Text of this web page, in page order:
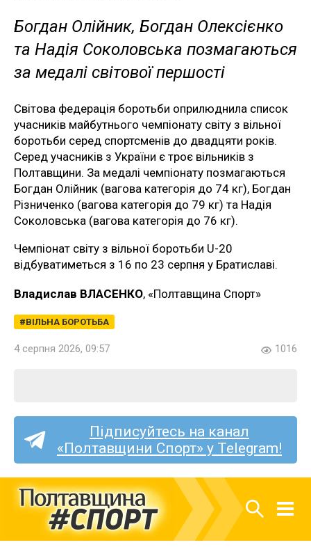
Богдан Олійник, Богдан Олексієнко
та Надія Соколовська позмагаються
за медалі світової першості
Світова федерація боротьби оприлюднила список
учасників майбутнього чемпіонату світу з вільної
боротьби серед спортсменів до двадцяти років.
Серед учасників з України є троє вільників з
Полтавщини. За медалі чемпіонату позмагаються
Богдан Олійник (вагова категорія до 74 кг), Богдан
Різниченко (вагова категорія до 79 кг) та Надія
Соколовська (вагова категорія до 76 кг).
Чемпіонат світу з вільної боротьби U-20
відбуватиметься з 16 по 23 серпня у Братиславі.
Владислав ВЛАСЕНКО, «Полтавщина Спорт»
ВІЛЬНА БОРОТЬБА
4 серпня 2026, 09:57 1016
Підписуйтесь на канал
«Полтавщини Спорт» у Telegram!